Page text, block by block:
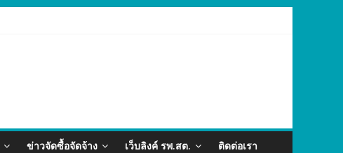
ข่าวจัดซื้อจัดจ้าง เว็บลิงค์ รพ.สต. ติดต่อเรา